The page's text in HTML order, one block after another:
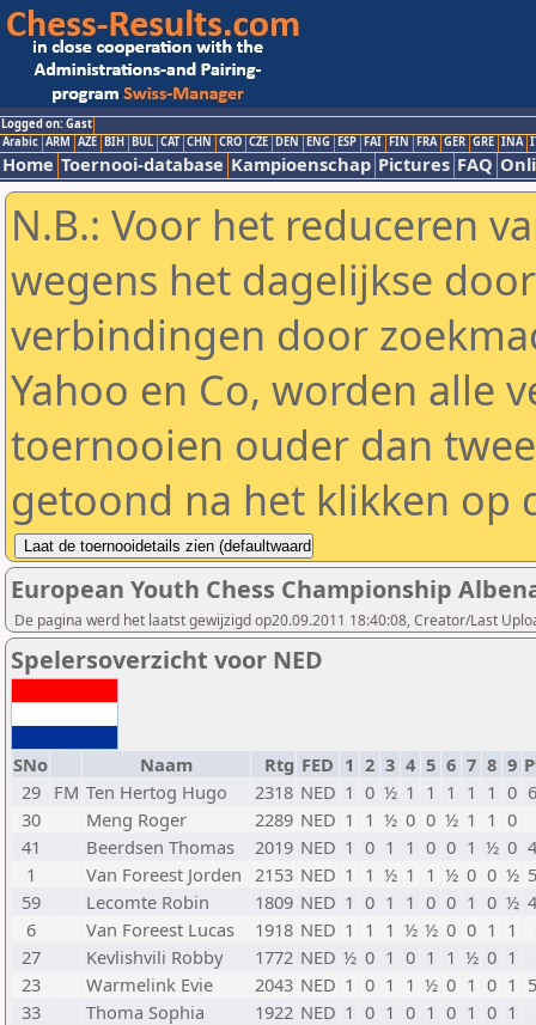
Logged on: Gast
Arabic ARM AZE BIH BUL CAT CHN CRO CZE DEN ENG ESP FAI FIN FRA GER GRE INA
Home Toernooi-database Kampioenschap Pictures FAQ
N.B.: Voor het reduceren
wegens het dagelijkse
verbindingen door
Yahoo en Co, worden alle
toernooien ouder dan
getoond na het klikken op
European Youth Chess Championship
De pagina werd het laatst gewijzigd op20.09.2011 18:40:08, Creator/Last
Spelersoverzicht voor NED
SNo Naam Rtg FED 1 2 3 4 5 6 7 8 9
29 FM Ten Hertog Hugo 2318 NED 1 0 ½ 1 1 1 1 1 0
30
Meng Roger 2289 NED 1 1 ½ 0 0 ½ 1 1 0
41
Beerdsen Thomas 2019 NED 1 0 1 1 0 0 1 ½ 0
1
Van Foreest Jorden 2153 NED 1 1 ½ 1 1 ½ 0 0 ½
59
Lecomte Robin 1809 NED 1 0 1 1 0 0 1 0 ½
6
Van Foreest Lucas 1918 NED 1 1 1 ½ ½ 0 0 1 1
27
Kevlishvili Robby 1772 NED ½ 0 1 0 1 1 ½ 0 1
23
Warmelink Evie 2043 NED 1 0 1 1 ½ 0 1 0 1
33
Thoma Sophia 1922 NED 1 0 1 0 1 0 1 0 1